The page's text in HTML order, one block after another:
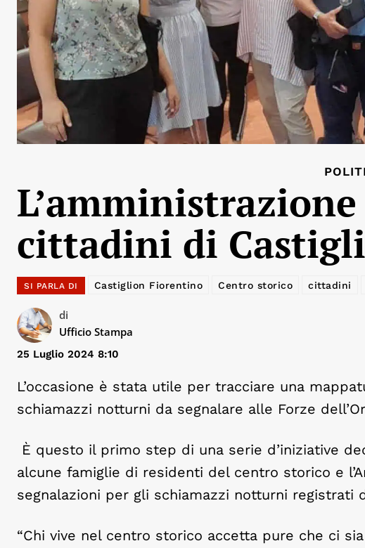
cittadini di
SI PARLA DI Castiglion Fiorentino Centro storico cittadini
di
Ufficio Stampa
25 Luglio 2024 8:10
L’occasione è stata utile per tracciare una
schiamazzi notturni da segnalare alle Forze
È questo il primo step di una serie d’iniziative
alcune famiglie di residenti del centro storico e
segnalazioni per gli schiamazzi notturni registrati
“Chi vive nel centro storico accetta pure che ci